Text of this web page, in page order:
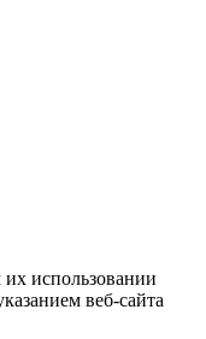
использовании
веб-сайта